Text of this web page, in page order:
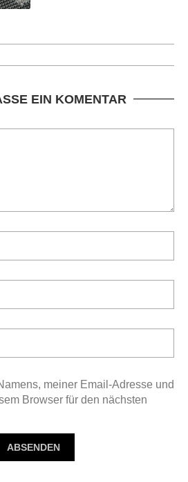
EIN KOMENTAR
meiner Email-Adresse und
Browser für den nächsten